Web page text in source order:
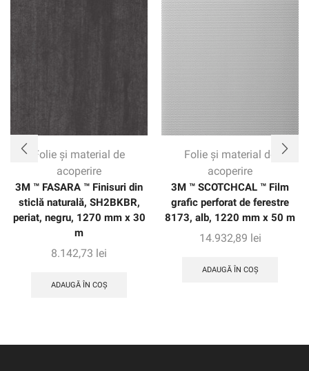
™ Complly ™ elimină practic bulele de aer, simplificând și
accelerând procesul de aplicare.
Folie și material de
acoperire
3M ™ FASARA ™ Finisuri din
sticlă naturală, SH2BKBR,
periat, negru, 1270 mm x 30
m
8.142,73 lei
ADAUGĂ ÎN COȘ
Folie și material de
acoperire
3M ™ SCOTCHCAL ™ Film
grafic perforat de ferestre
8173, alb, 1220 mm x 50 m
14.932,89 lei
ADAUGĂ ÎN COȘ